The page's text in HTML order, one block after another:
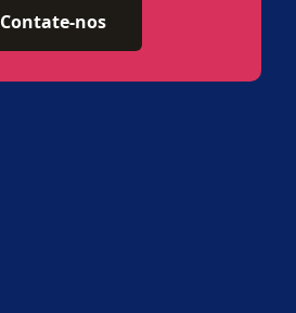
Contate-nos